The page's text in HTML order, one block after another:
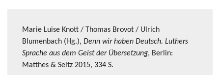
Marie Luise Knott / Thomas Brovot / Ulrich
Blumenbach (Hg.), Denn wir haben Deutsch. Luthers
Sprache aus dem Geist der Übersetzung, Berlin:
Matthes & Seitz 2015, 334 S.